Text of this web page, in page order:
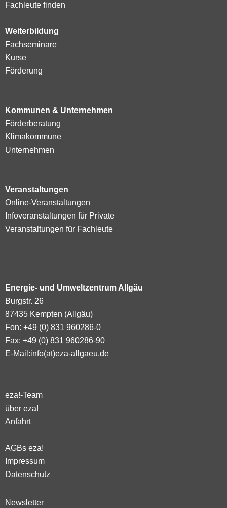
Fachleute finden
Weiterbildung
Fachseminare
Kurse
Förderung
Kommunen & Unternehmen
Förderberatung
Klimakommune
Unternehmen
Veranstaltungen
Online-Veranstaltungen
Infoveranstaltungen für Private
Veranstaltungen für Fachleute
Energie- und Umweltzentrum Allgäu
Burgstr. 26
87435 Kempten (Allgäu)
Fon: +49 (0) 831 960286-0
Fax: +49 (0) 831 960286-90
E-Mail:info(at)eza-allgaeu.de
eza!-Team
über eza!
Anfahrt
AGBs eza!
Impressum
Datenschutz
Newsletter